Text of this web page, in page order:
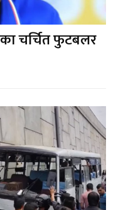
चर्चित फुटबलर